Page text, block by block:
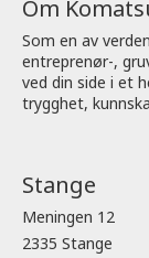
Om
Som en av
entreprenør-,
ved din side i et
trygghet,
Stange
Meningen 12
2335 Stange